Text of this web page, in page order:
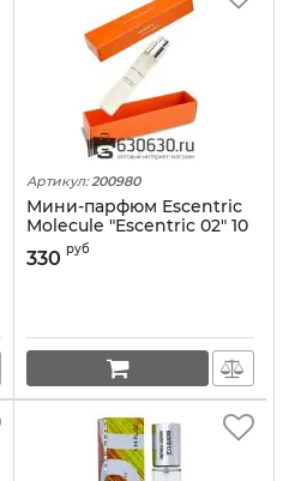
Артикул: 200980
Мини-парфюм Escentric
Molecule "Escentric 02" 10
ml VIP
330 руб